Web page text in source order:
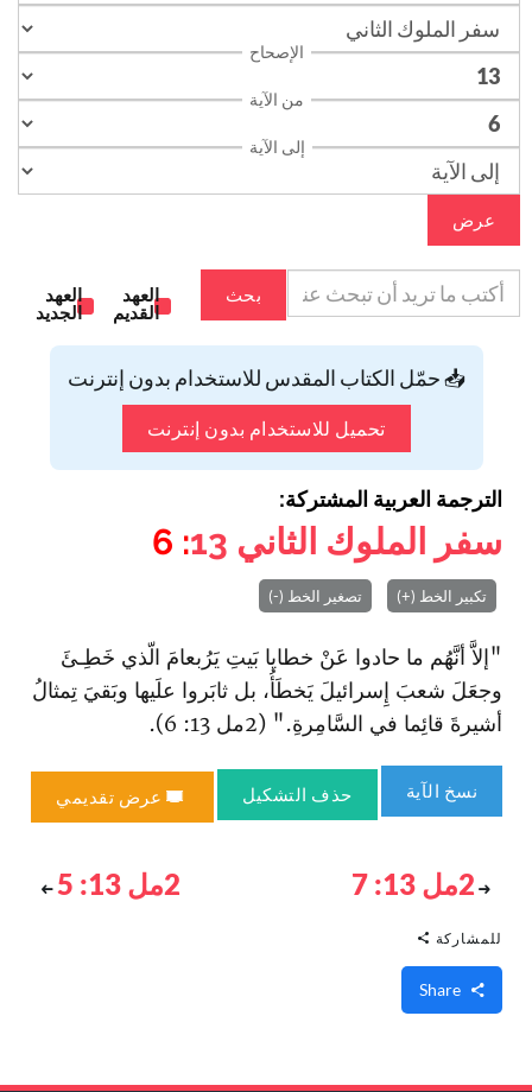
الإصحاح
من الآية
إلى الآية
عرض
بحث
العهد
القديم
العهد
الجديد
📥 حمّل الكتاب المقدس للاستخدام بدون إنترنت
تحميل للاستخدام بدون إنترنت
الترجمة العربية المشتركة:
سفر الملوك الثاني 13
: 6
تكبير الخط (+) تصغير الخط (-)
"إلاَّ أنَّهُم ما حادوا عَنْ خطايا بَيتِ يَرُبعامَ الّذي خَطِـئَ
وجعَلَ شعبَ إِسرائيلَ يَخطَأُ، بل ثابَروا علَيها وبَقيَ تِمثالُ
أشيرةَ قائِما في السَّامِرةِ." (2مل 13: 6).
نسخ الآية حذف التشكيل عرض تقديمي
2مل 13: 7 2مل 13: 5
للمشاركة